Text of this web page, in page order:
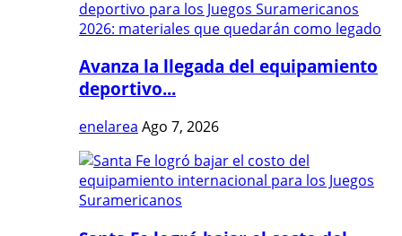
Avanza la llegada del equipamiento
deportivo...
enelarea Ago 7, 2026